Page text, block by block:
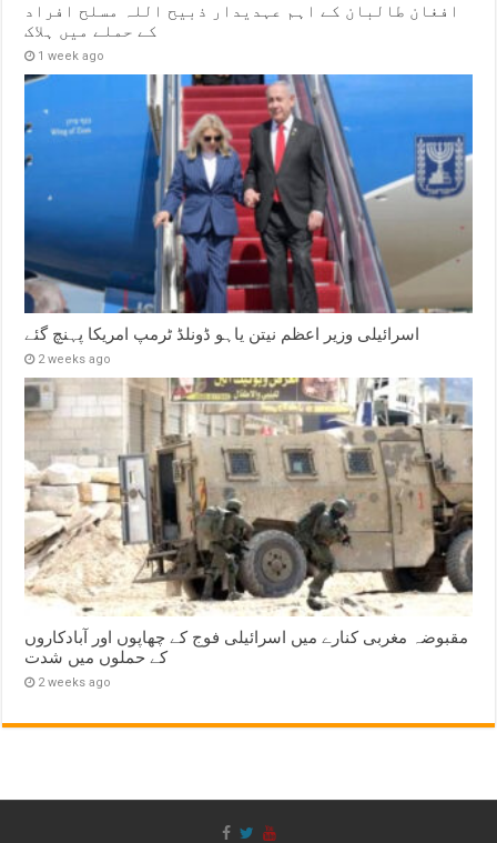
افغان طالبان کے اہم عہدیدار ذبیح اللہ مسلح افراد
کے حملے میں ہلاک
1 week ago
اسرائیلی وزیر اعظم نیتن یاہو ڈونلڈ ٹرمپ امریکا پہنچ گئے
2 weeks ago
مقبوضہ مغربی کنارے میں اسرائیلی فوج کے چھاپوں اور آبادکاروں
کے حملوں میں شدت
2 weeks ago